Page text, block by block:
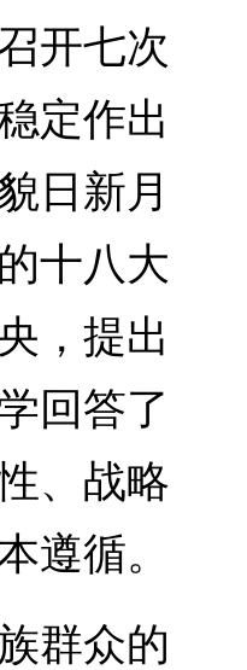
开七次
定作出
日新月
十八大
，提出
回答了
、战略
遵循。
群众的